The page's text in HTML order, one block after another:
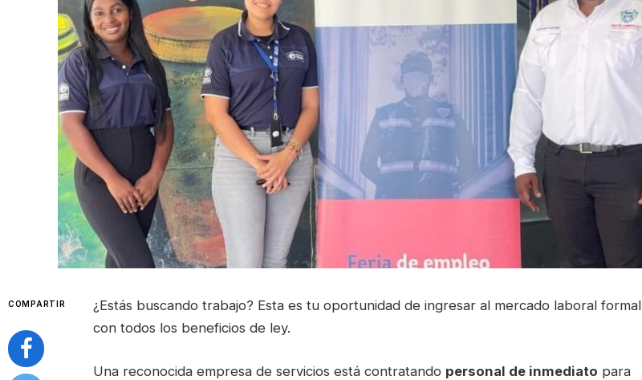
COMPARTIR
¿Estás buscando trabajo? Esta es tu oportunidad de ingresar al mercado laboral formal
con todos los beneficios de ley.
Una reconocida empresa de servicios está contratando personal de inmediato para